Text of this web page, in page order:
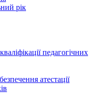
рік
педагогічних
атестації